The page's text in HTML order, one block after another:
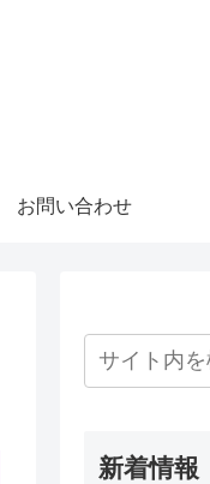
お問い合わせ
新着情報